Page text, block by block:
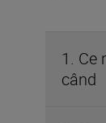
1. Ce
când